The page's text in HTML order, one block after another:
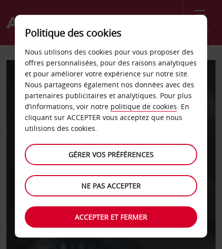
Menu
AVIS BUSINESS POUR LES PME
Gagnez du temps.
Économisez de
l’argent. Faites
avancer votre
activité.
Rejoignez Avis Business en 2 minutes et
bénéficiez de 10 %* de remise sur les
réservations de votre entreprise dans le monde
entier.
Politique des cookies
Nous utilisons des cookies pour vous proposer des
offres personnalisées, pour des raisons analytiques
et pour améliorer votre expérience sur notre site.
Nous partageons également nos données avec des
partenaires publicitaires et analytiques. Pour plus
d’informations, voir notre politique de cookies. En
cliquant sur ACCEPTER vous acceptez que nous
utilisions des cookies.
GÉRER VOS PRÉFÉRENCES
NE PAS ACCEPTER
ACCEPTER ET FERMER